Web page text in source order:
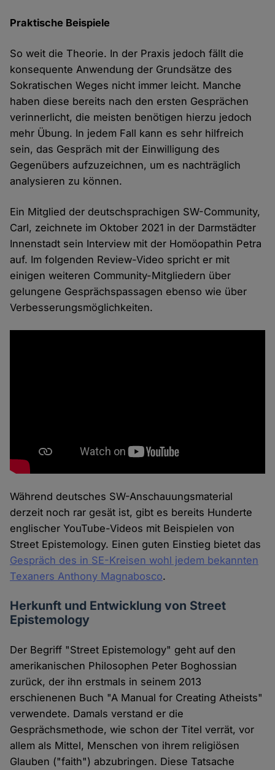
Praktische Beispiele
So weit die Theorie. In der Praxis jedoch fällt die
konsequente Anwendung der Grundsätze des
Sokratischen Weges nicht immer leicht. Manche
haben diese bereits nach den ersten Gesprächen
verinnerlicht, die meisten benötigen hierzu jedoch
mehr Übung. In jedem Fall kann es sehr hilfreich
sein, das Gespräch mit der Einwilligung des
Gegenübers aufzuzeichnen, um es nachträglich
analysieren zu können.
Ein Mitglied der deutschsprachigen SW-Community,
Carl, zeichnete im Oktober 2021 in der Darmstädter
Innenstadt sein Interview mit der Homöopathin Petra
auf. Im folgenden Review-Video spricht er mit
einigen weiteren Community-Mitgliedern über
gelungene Gesprächspassagen ebenso wie über
Verbesserungsmöglichkeiten.
Während deutsches SW-Anschauungsmaterial
derzeit noch rar gesät ist, gibt es bereits Hunderte
englischer YouTube-Videos mit Beispielen von
Street Epistemology. Einen guten Einstieg bietet das
Gespräch des in SE-Kreisen wohl jedem bekannten
Texaners Anthony Magnabosco.
Herkunft und Entwicklung von Street
Epistemology
Der Begriff "Street Epistemology" geht auf den
amerikanischen Philosophen Peter Boghossian
zurück, der ihn erstmals in seinem 2013
erschienenen Buch "A Manual for Creating Atheists"
verwendete. Damals verstand er die
Gesprächsmethode, wie schon der Titel verrät, vor
allem als Mittel, Menschen von ihrem religiösen
Glauben ("faith") abzubringen. Diese Tatsache